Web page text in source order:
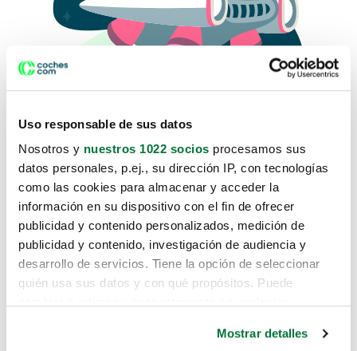
Uso responsable de sus datos
Nosotros y nuestros 1022 socios procesamos sus
datos personales, p.ej., su dirección IP, con tecnologías
como las cookies para almacenar y acceder la
información en su dispositivo con el fin de ofrecer
publicidad y contenido personalizados, medición de
publicidad y contenido, investigación de audiencia y
desarrollo de servicios. Tiene la opción de seleccionar
quién usa sus datos y con qué propósitos. Puede
Mostrar detalles
Lo sentimos, no sabemos como
te hemos traido hasta aquí.
Pero puedes encontrar el coche que estás
buscando en alguno de estos enlaces: